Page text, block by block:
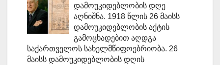
დამოუკიდებლობის დღე
აღნიშნა. 1918 წლის 26 მაისს
დამოუკიდებლობის აქტის
გამოცხადებით აღდგა
საქართველოს სახელმწიფოებრიობა. 26
მაისს დამოუკიდებლობის დღის